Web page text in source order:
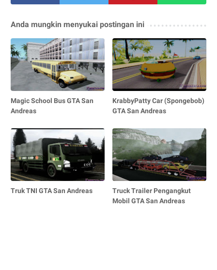
Anda mungkin menyukai postingan ini
Magic School Bus GTA San
Andreas
KrabbyPatty Car (Spongebob)
GTA San Andreas
Truk TNI GTA San Andreas
Truck Trailer Pengangkut
Mobil GTA San Andreas